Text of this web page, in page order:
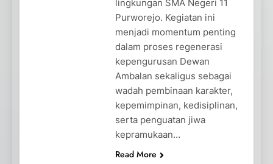
lingkungan SMA Negeri 11
Purworejo. Kegiatan ini
menjadi momentum penting
dalam proses regenerasi
kepengurusan Dewan
Ambalan sekaligus sebagai
wadah pembinaan karakter,
kepemimpinan, kedisiplinan,
serta penguatan jiwa
kepramukaan…
Read More